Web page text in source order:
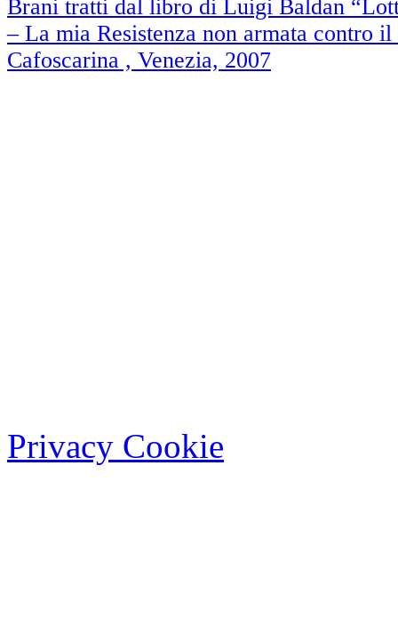
Brani tratti dal libro di Luigi Baldan
– La mia Resistenza non armata contro
Cafoscarina , Venezia, 2007
Privacy Cookie